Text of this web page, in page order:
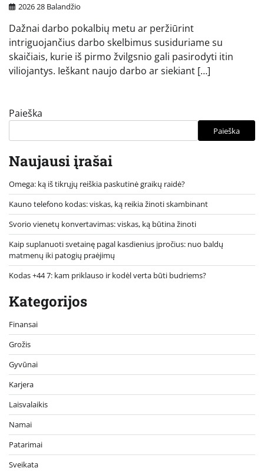
2026 28 Balandžio
Dažnai darbo pokalbių metu ar peržiūrint
intriguojančius darbo skelbimus susiduriame su
skaičiais, kurie iš pirmo žvilgsnio gali pasirodyti itin
viliojantys. Ieškant naujo darbo ar siekiant […]
Paieška
Paieška
Naujausi įrašai
Omega: ką iš tikrųjų reiškia paskutinė graikų raidė?
Kauno telefono kodas: viskas, ką reikia žinoti skambinant
Svorio vienetų konvertavimas: viskas, ką būtina žinoti
Kaip suplanuoti svetainę pagal kasdienius įpročius: nuo baldų
matmenų iki patogių praėjimų
Kodas +44 7: kam priklauso ir kodėl verta būti budriems?
Kategorijos
Finansai
Grožis
Gyvūnai
Karjera
Laisvalaikis
Namai
Patarimai
Sveikata